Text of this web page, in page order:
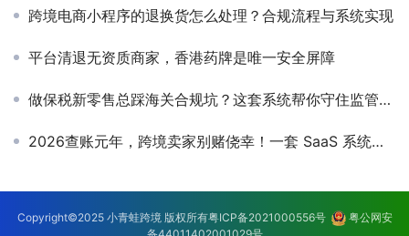
跨境电商小程序的退换货怎么处理？合规流程与系统实现
平台清退无资质商家，香港药牌是唯一安全屏障
做保税新零售总踩海关合规坑？这套系统帮你守住监管红线
2026查账元年，跨境卖家别赌侥幸！一套 SaaS 系统打通全链路关财税合规
Copyright©2025 小青蛙跨境 版权所有粤ICP备2021000556号
粤公网安